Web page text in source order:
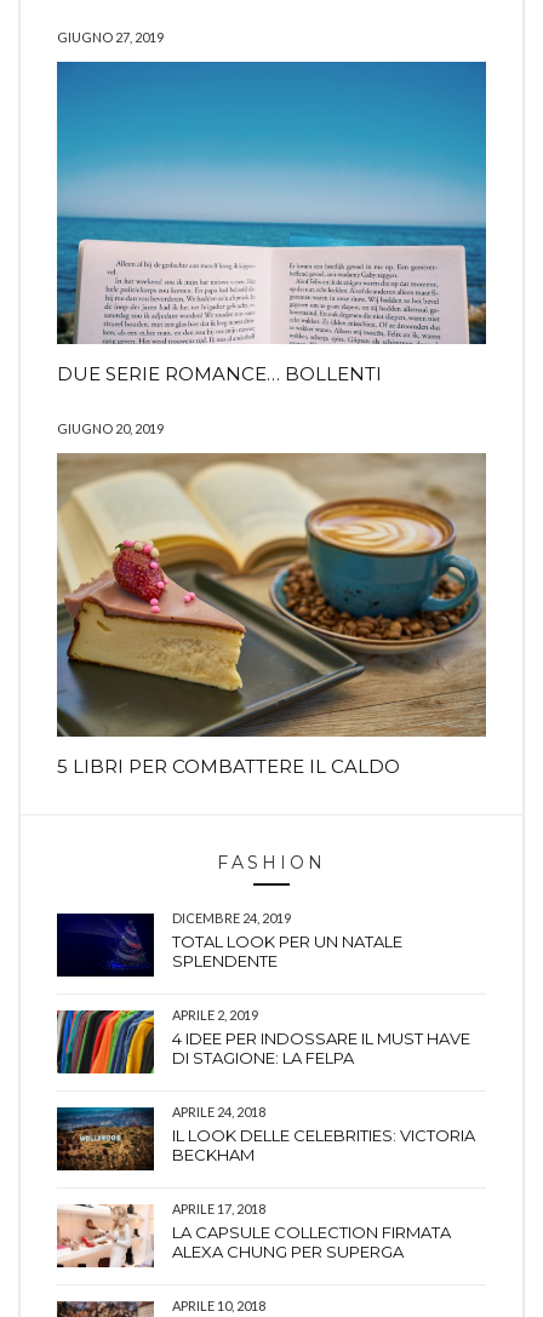
GIUGNO 27, 2019
DUE SERIE ROMANCE… BOLLENTI
GIUGNO 20, 2019
5 LIBRI PER COMBATTERE IL CALDO
FASHION
DICEMBRE 24, 2019
TOTAL LOOK PER UN NATALE
SPLENDENTE
APRILE 2, 2019
4 IDEE PER INDOSSARE IL MUST HAVE
DI STAGIONE: LA FELPA
APRILE 24, 2018
IL LOOK DELLE CELEBRITIES: VICTORIA
BECKHAM
APRILE 17, 2018
LA CAPSULE COLLECTION FIRMATA
ALEXA CHUNG PER SUPERGA
APRILE 10, 2018